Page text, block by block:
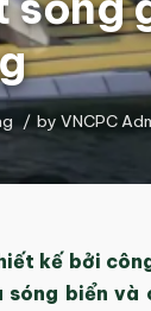
/ by VNCPC
kế bởi
biển và